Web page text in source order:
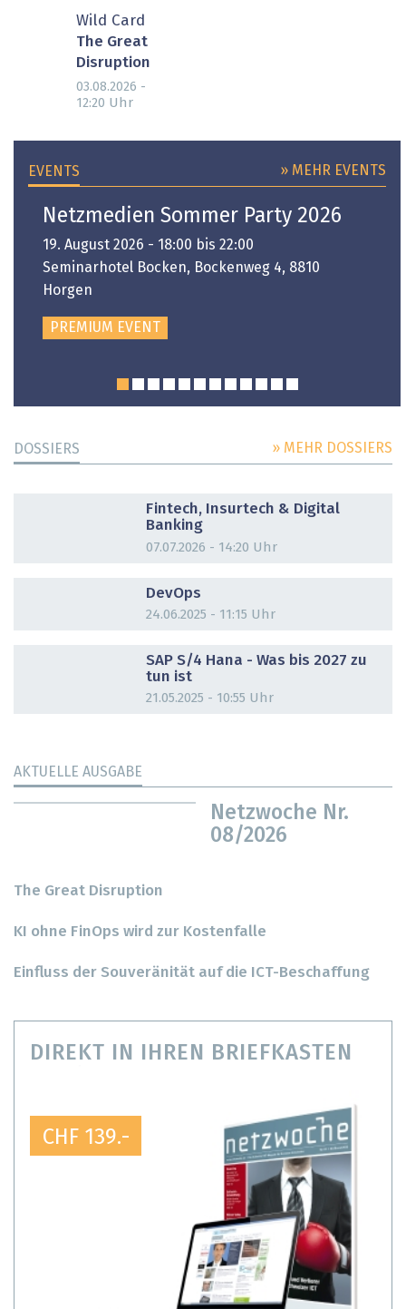
Wild Card
The Great
Disruption
03.08.2026 -
12:20 Uhr
EVENTS » MEHR EVENTS
Netzmedien Sommer Party 2026
19. August 2026 - 18:00 bis 22:00
Seminarhotel Bocken, Bockenweg 4, 8810
Horgen
PREMIUM EVENT
DOSSIERS » MEHR DOSSIERS
Fintech, Insurtech & Digital
Banking
07.07.2026 - 14:20 Uhr
DevOps
24.06.2025 - 11:15 Uhr
SAP S/4 Hana - Was bis 2027 zu
tun ist
21.05.2025 - 10:55 Uhr
AKTUELLE AUSGABE
Netzwoche Nr.
08/2026
The Great Disruption
KI ohne FinOps wird zur Kostenfalle
Einfluss der Souveränität auf die ICT-Beschaffung
DIREKT IN IHREN BRIEFKASTEN
CHF 139.-